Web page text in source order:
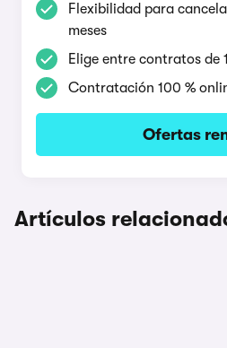
Flexibilidad para
meses
Elige entre contratos de
Contratación 100 %
Ofertas
Artículos